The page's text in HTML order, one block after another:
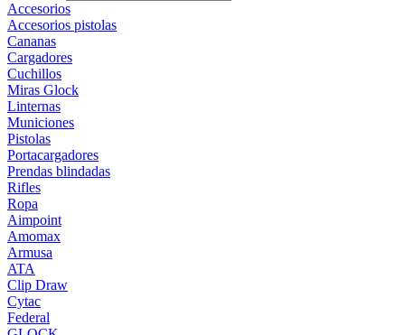
Accesorios
Accesorios pistolas
Cananas
Cargadores
Cuchillos
Miras Glock
Linternas
Municiones
Pistolas
Portacargadores
Prendas blindadas
Rifles
Ropa
Aimpoint
Amomax
Armusa
ATA
Clip Draw
Cytac
Federal